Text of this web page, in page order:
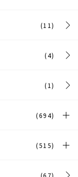
(11)
(4)
(1)
(694)
(515)
(67)